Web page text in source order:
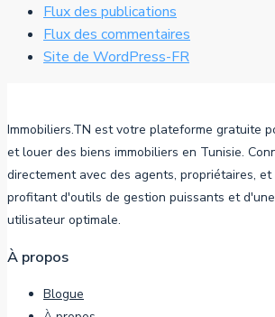
Flux des publications
Flux des commentaires
Site de WordPress-FR
Immobiliers.TN est votre plateforme gratuite
et louer des biens immobiliers en Tunisie.
directement avec des agents, propriétaires,
profitant d'outils de gestion puissants et
utilisateur optimale.
À propos
Blogue